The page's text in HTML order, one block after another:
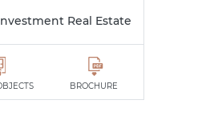
Real Estate
BROCHURE